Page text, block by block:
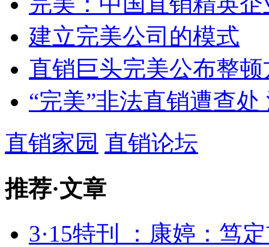
建立完美公司的模式
直销巨头完美公布整顿
“完美”非法直销遭查
直销家园 直销论坛
推荐·文章
3·15特刊 ：康婷：笃